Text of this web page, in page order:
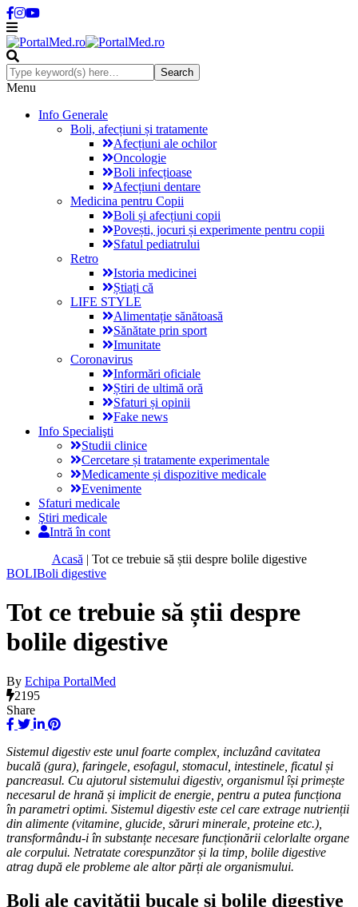
Menu
Info Generale
Boli, afecțiuni și tratamente
Afecțiuni ale ochilor
Oncologie
Boli infecțioase
Afecțiuni dentare
Medicina pentru Copii
Boli și afecțiuni copii
Povești, jocuri și experimente pentru copii
Sfatul pediatrului
Retro
Istoria medicinei
Știați că
LIFE STYLE
Alimentație sănătoasă
Sănătate prin sport
Imunitate
Coronavirus
Informări oficiale
Știri de ultimă oră
Sfaturi și opinii
Fake news
Info Specialişti
Studii clinice
Cercetare și tratamente experimentale
Medicamente și dispozitive medicale
Evenimente
Sfaturi medicale
Ştiri medicale
Intră în cont
Acasă | Tot ce trebuie să știi despre bolile digestive
BOLIBoli digestive
Tot ce trebuie să știi despre
bolile digestive
By Echipa PortalMed
2195
Share
Sistemul digestiv este unul foarte complex, incluzând cavitatea
bucală (gura), faringele, esofagul, stomacul, intestinele, ficatul și
pancreasul. Cu ajutorul sistemului digestiv, organismul își primește
necesarul de hrană și implicit de energie, pentru a putea funcționa
în parametri optimi. Sistemul digestiv este cel care extrage nutrienții
din alimente (vitamine, glucide, săruri minerale, proteine etc.),
transformându-i în substanțe necesare funcționării celorlalte organe
ale corpului. Netratate corespunzător și la timp, bolile digestive
atrag după ele probleme ale altor părți ale organismului.
Boli ale cavității bucale și bolile digestive